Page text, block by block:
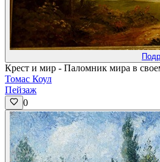
Крест и мир - Паломник мира в
Томас Коул
Пейзаж
0